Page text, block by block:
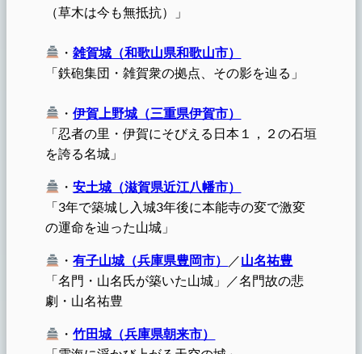
（草木は今も無抵抗）」
・雑賀城（和歌山県和歌山市）
「鉄砲集団・雑賀衆の拠点、その影を辿る」
・伊賀上野城（三重県伊賀市）
「忍者の里・伊賀にそびえる日本１，２の石垣
を誇る名城」
・安土城（滋賀県近江八幡市）
「3年で築城し入城3年後に本能寺の変で激変
の運命を辿った山城」
・有子山城（兵庫県豊岡市） ／山名祐豊
「名門・山名氏が築いた山城」／名門故の悲
劇・山名祐豊
・竹田城（兵庫県朝来市）